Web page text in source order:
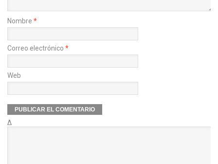
Nombre *
Correo electrónico *
Web
Δ